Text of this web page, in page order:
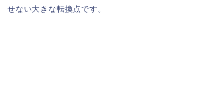
せない大きな転換点です。